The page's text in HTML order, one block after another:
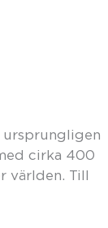
ursprungligen
cirka 400
världen. Till